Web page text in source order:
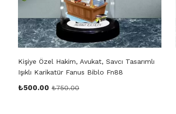
Kişiye Özel Hakim, Avukat, Savcı Tasarımlı
Işıklı Karikatür Fanus Biblo Fn88
₺500.00 ₺750.00